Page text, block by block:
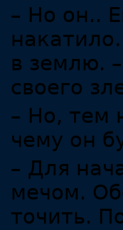
– Но он..
в землю.
своего
– Но, тем
чему он
– Для
мечом.
точить.